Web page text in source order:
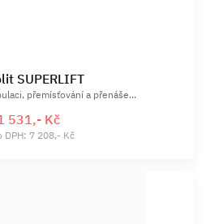
SUPERLIFT
přemísťování a přenáše...
531,- Kč
DPH: 7 208,- Kč